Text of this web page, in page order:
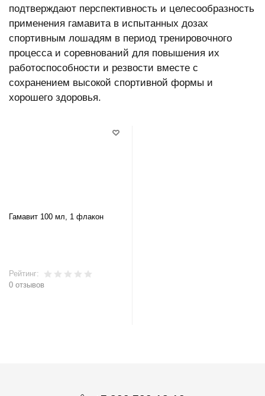
подтверждают перспективность и целесообразность
применения гамавита в испытанных дозах
спортивным лошадям в период тренировочного
процесса и соревнований для повышения их
работоспособности и резвости вместе с
сохранением высокой спортивной формы и
хорошего здоровья.
Гамавит 100 мл, 1 флакон
Рейтинг:
0 отзывов